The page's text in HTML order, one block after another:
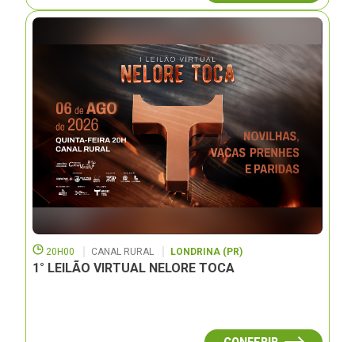
20H00 CANAL RURAL LONDRINA (PR)
1° LEILÃO VIRTUAL NELORE TOCA